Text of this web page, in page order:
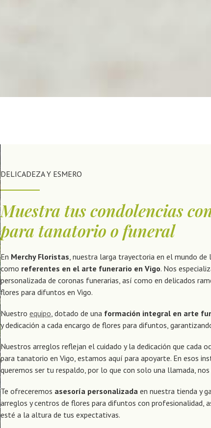
DELICADEZA Y ESMERO
Muestra tus condolencias
para tanatorio o funeral
En Merchy Floristas , nuestra larga trayectoria en el mundo
como referentes en el arte funerario en Vigo. Nos
personalizada de coronas funerarias, así como en delicados
flores para difuntos en Vigo.
Nuestro equipo , dotado de una formación integral en arte
y dedicación a cada encargo de flores para difuntos,
Nuestros arreglos reflejan el cuidado y la dedicación que cada
para tanatorio en Vigo, estamos aquí para apoyarte. En esos
queremos ser tu respaldo, por lo que con solo una llamada,
Te ofreceremos asesoría personalizada en nuestra tienda y
arreglos y centros de flores para difuntos con profesionalidad,
esté a la altura de tus expectativas.